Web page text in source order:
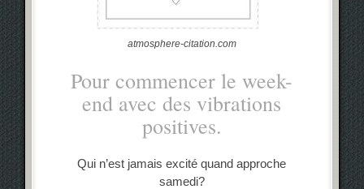
atmosphere-citation.com
Pour commencer le week-
end avec des vibrations
positives.
Qui n’est jamais excité quand approche
samedi?